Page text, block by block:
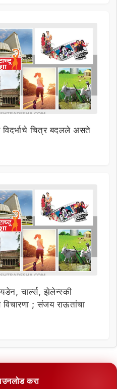
चित्र बदलले असते
चार्ल्स, झेलेन्स्की
; संजय राऊतांचा
करा